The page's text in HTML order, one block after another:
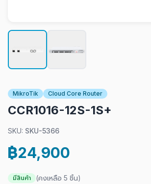
MikroTik Cloud Core Router
CCR1016-12S-1S+
SKU: SKU-5366
฿24,900
มีสินค้า (คงเหลือ 5 ชิ้น)